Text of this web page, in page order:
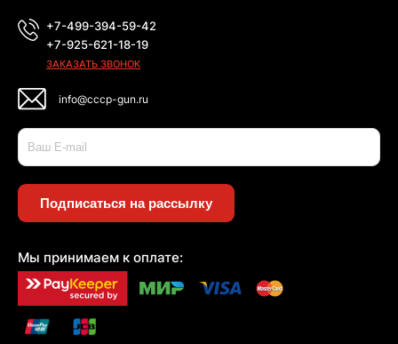
+7-499-394-59-42
+7-925-621-18-19
ЗАКАЗАТЬ ЗВОНОК
info@cccp-gun.ru
Подписаться на рассылку
Мы принимаем к оплате: